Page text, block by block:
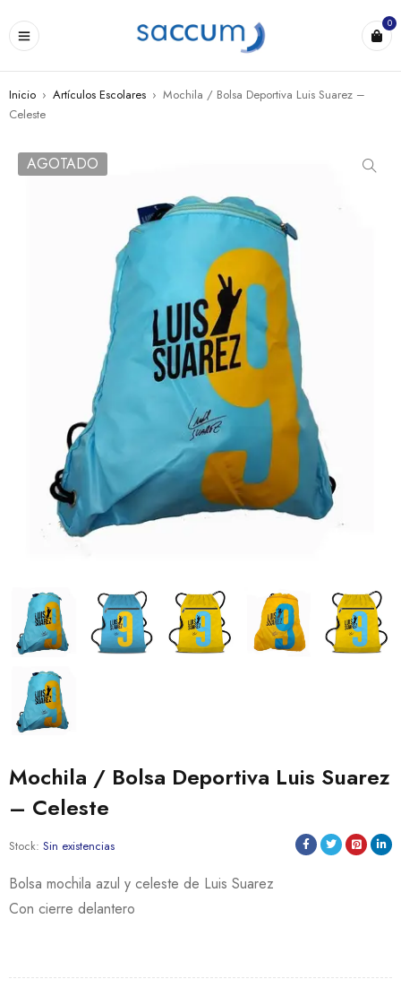
0
Inicio › Artículos Escolares › Mochila / Bolsa Deportiva Luis Suarez –
Celeste
AGOTADO
Mochila / Bolsa Deportiva Luis Suarez
– Celeste
Stock: Sin existencias
Bolsa mochila azul y celeste de Luis Suarez
Con cierre delantero